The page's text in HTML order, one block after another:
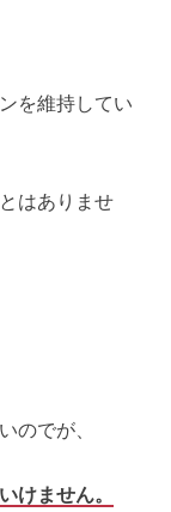
を維持してい
はありませ
のでが、
けません。